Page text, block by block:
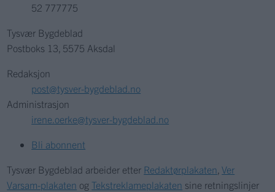
52 777775
Tysvær Bygdeblad
Postboks 13, 5575 Aksdal
Redaksjon
post@tysver-bygdeblad.no
Administrasjon
irene.oerke@tysver-bygdeblad.no
Bli abonnent
Tysvær Bygdeblad arbeider etter Redaktørplakaten ,Ver
Varsam-plakaten og Tekstreklameplakaten sine retningslinjer